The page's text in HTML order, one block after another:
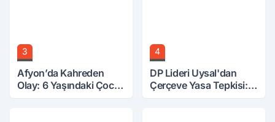
3
Afyon’da Kahreden
Olay: 6 Yaşındaki Çocuk
4
DP Lideri Uysal'dan
Çerçeve Yasa Tepkisi: